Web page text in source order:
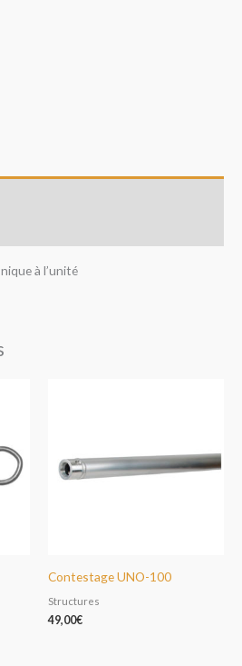
à l’unité
Contestage UNO-100
Structures
49,00€